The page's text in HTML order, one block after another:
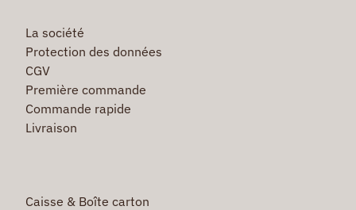
La société
Protection des données
CGV
Première commande
Commande rapide
Livraison
Caisse & Boîte carton